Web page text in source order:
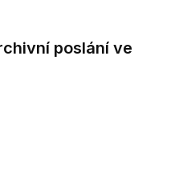
poslání ve